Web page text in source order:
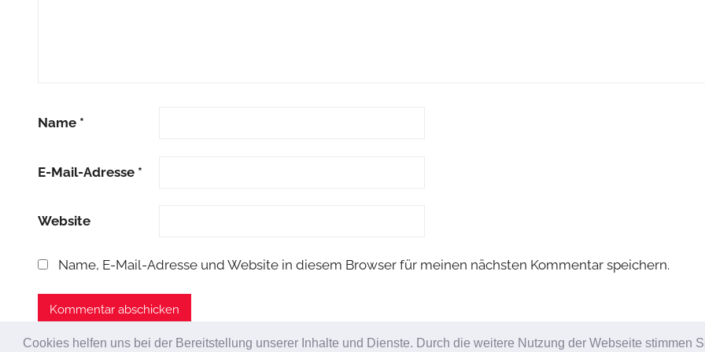
Cookies helfen uns bei der Bereitstellung unserer Inhalte und Dienste. Durch die weitere Nutzung der Webseite stimmen
Name *
E-Mail-Adresse *
Website
Name, E-Mail-Adresse und Website in diesem Browser für meinen nächsten Kommentar speichern.